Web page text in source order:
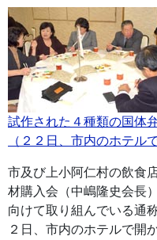
試作された４種類の国体
（２２日、市内のホテルで
市及び上小阿仁村の飲食
材購入会（中嶋隆史会長
向けて取り組んでいる通
２日、市内のホテルで開